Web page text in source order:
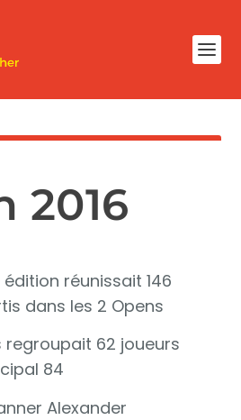
2016
réunissait 146
dans les 2 Opens
regroupait 62 joueurs
84
Alexander